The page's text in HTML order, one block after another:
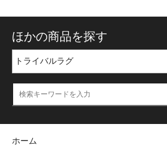
ほかの商品を探す
ホーム